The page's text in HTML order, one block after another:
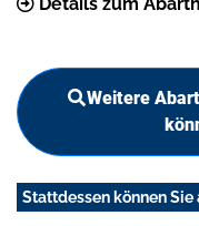
Weitere
Stattdessen können Sie